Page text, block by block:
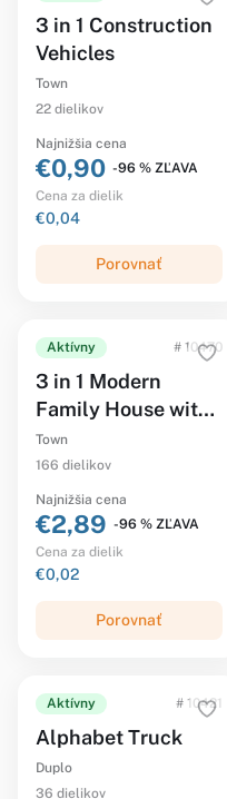
3 in 1 Construction
Vehicles
Town
22 dielikov
Najnižšia cena
€0,90 -96 % ZĽAVA
Cena za dielik
€0,04
Porovnať
Aktívny # 10470
3 in 1 Modern
Family House with
Figures
Town
166 dielikov
Najnižšia cena
€2,89 -96 % ZĽAVA
Cena za dielik
€0,02
Porovnať
Aktívny # 10421
Alphabet Truck
Duplo
36 dielikov